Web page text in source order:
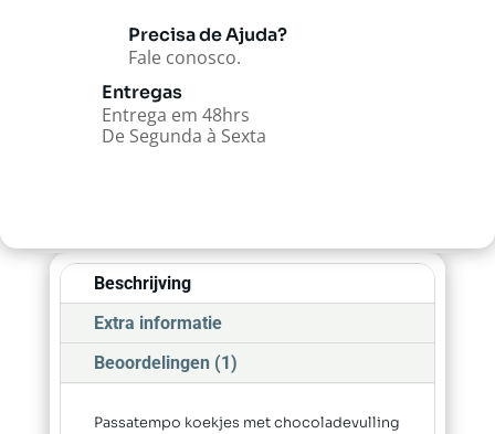
Precisa de Ajuda?
Fale conosco.
Entregas
Entrega em 48hrs
De Segunda à Sexta
Beschrijving
Extra informatie
Beoordelingen (1)
Passatempo koekjes met chocoladevulling